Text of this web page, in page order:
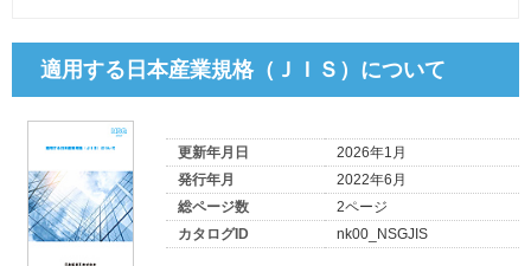
適用する日本産業規格（ＪＩＳ）について
更新年月日
2026年1月
発行年月
2022年6月
総ページ数
2ページ
カタログID
nk00_NSGJIS